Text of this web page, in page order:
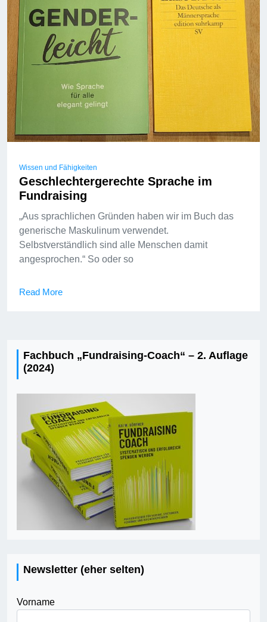
Wissen und Fähigkeiten
Geschlechtergerechte Sprache im
Fundraising
„Aus sprachlichen Gründen haben wir im Buch das
generische Maskulinum verwendet.
Selbstverständlich sind alle Menschen damit
angesprochen.“ So oder so
Read More
Fachbuch „Fundraising-Coach“ – 2. Auflage
(2024)
Newsletter (eher selten)
Vorname